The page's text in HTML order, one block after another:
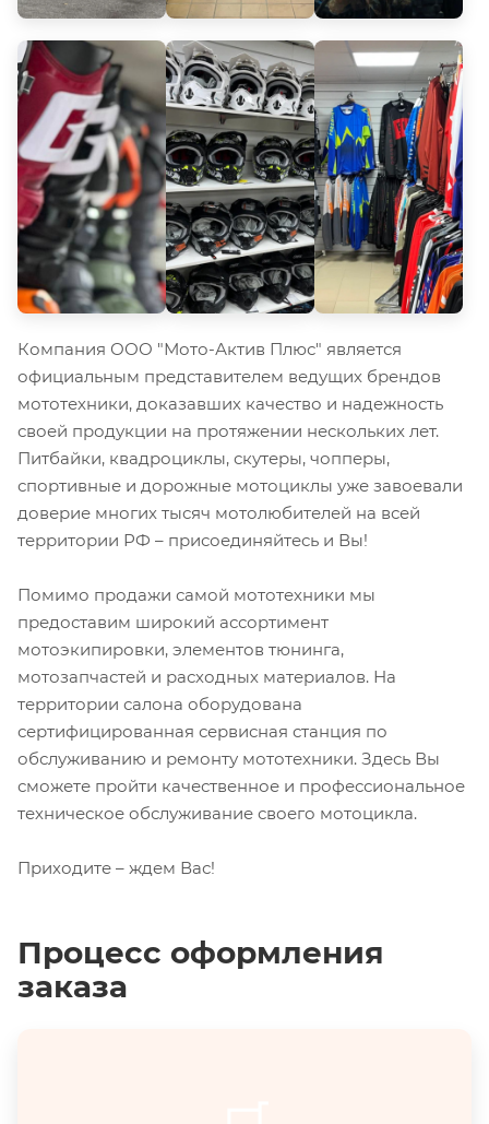
Компания ООО "Мото-Актив Плюс" является
официальным представителем ведущих брендов
мототехники, доказавших качество и надежность
своей продукции на протяжении нескольких лет.
Питбайки, квадроциклы, скутеры, чопперы,
спортивные и дорожные мотоциклы уже завоевали
доверие многих тысяч мотолюбителей на всей
территории РФ – присоединяйтесь и Вы!
Помимо продажи самой мототехники мы
предоставим широкий ассортимент
мотоэкипировки, элементов тюнинга,
мотозапчастей и расходных материалов. На
территории салона оборудована
сертифицированная сервисная станция по
обслуживанию и ремонту мототехники. Здесь Вы
сможете пройти качественное и профессиональное
техническое обслуживание своего мотоцикла.
Приходите – ждем Вас!
Процесс оформления
заказа